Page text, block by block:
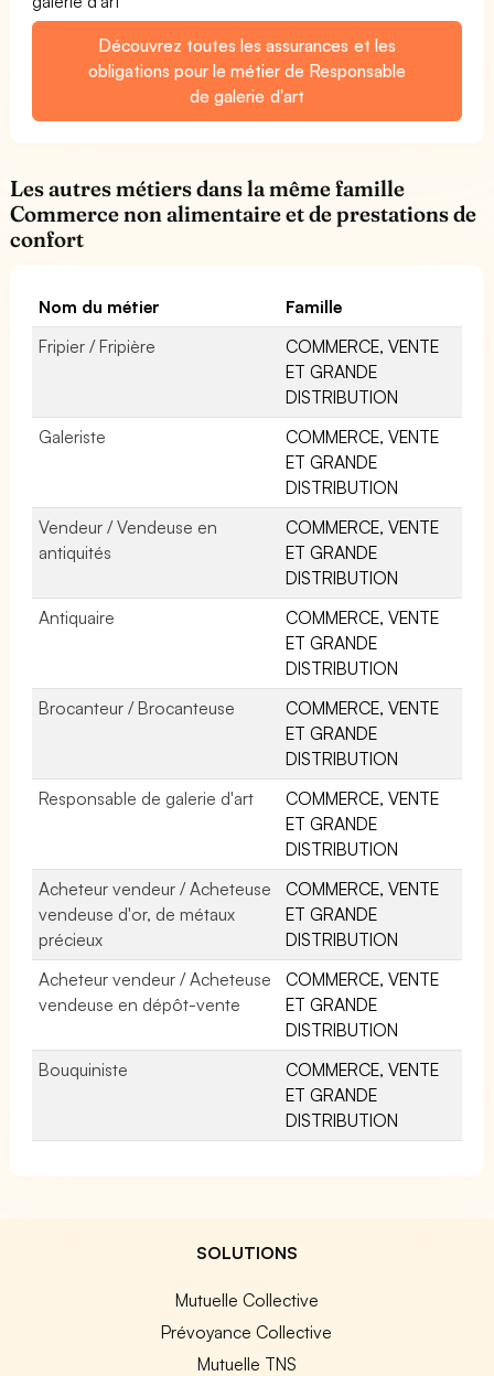
Découvrez toutes les assurances et les
obligations pour le métier de Responsable
de galerie d'art
Les autres métiers dans la même famille
Commerce non alimentaire et de prestations de
confort
Nom du métier
Famille
Fripier / Fripière
COMMERCE, VENTE
ET GRANDE
DISTRIBUTION
Galeriste
COMMERCE, VENTE
ET GRANDE
DISTRIBUTION
Vendeur / Vendeuse en
antiquités
COMMERCE, VENTE
ET GRANDE
DISTRIBUTION
Antiquaire
COMMERCE, VENTE
ET GRANDE
DISTRIBUTION
Brocanteur / Brocanteuse
COMMERCE, VENTE
ET GRANDE
DISTRIBUTION
Responsable de galerie d'art
COMMERCE, VENTE
ET GRANDE
DISTRIBUTION
Acheteur vendeur / Acheteuse
vendeuse d'or, de métaux
précieux
COMMERCE, VENTE
ET GRANDE
DISTRIBUTION
Acheteur vendeur / Acheteuse
vendeuse en dépôt-vente
COMMERCE, VENTE
ET GRANDE
DISTRIBUTION
Bouquiniste
COMMERCE, VENTE
ET GRANDE
DISTRIBUTION
SOLUTIONS
Mutuelle Collective
Prévoyance Collective
Mutuelle TNS